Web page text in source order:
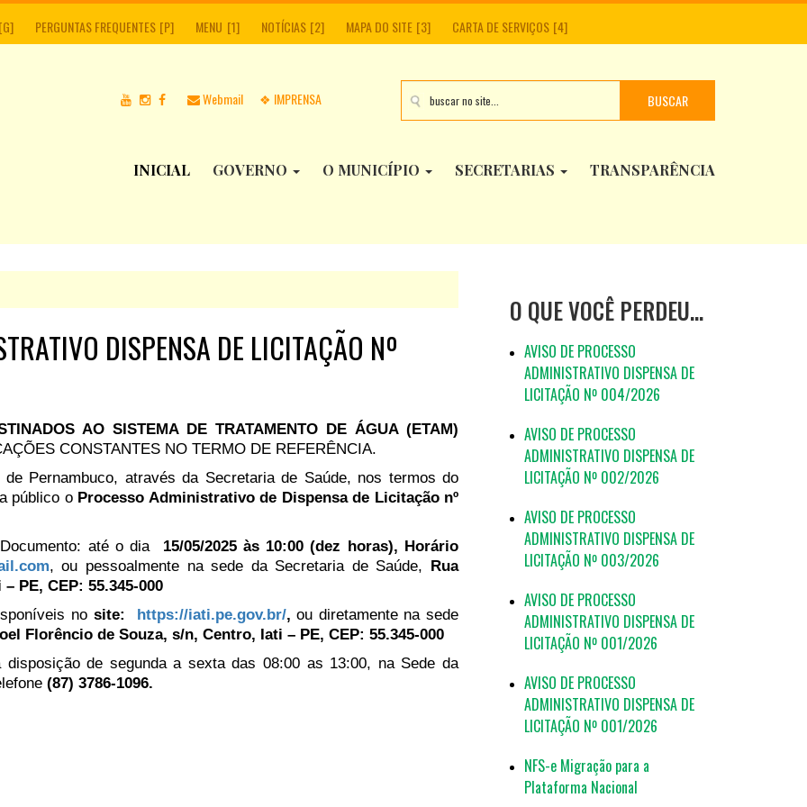
PERGUNTAS FREQUENTES MENU NOTÍCIAS MAPA DO SITE CARTA DE SERVIÇOS
Webmail ❖ IMPRENSA BUSCAR
INICIAL GOVERNO O MUNICÍPIO SECRETARIAS TRANSPARÊNCIA
DISPENSA DE LICITAÇÃO Nº
AO SISTEMA DE TRATAMENTO DE ÁGUA (ETAM)
CONSTANTES NO TERMO DE REFERÊNCIA.
Pernambuco, através da Secretaria de Saúde, nos termos do
público o Processo Administrativo de Dispensa de Licitação nº
até o dia 15/05/2025 às 10:00 (dez horas), Horário
, ou pessoalmente na sede da Secretaria de Saúde,
Rua
PE, CEP: 55.345-000
no site: https://iati.pe.gov.br/,ou diretamente na sede
Florêncio de Souza, s/n, Centro, Iati – PE, CEP: 55.345-000
de segunda a sexta das 08:00 as 13:00, na Sede da
(87) 3786-1096.
O QUE VOCÊ PERDEU…
AVISO DE PROCESSO
ADMINISTRATIVO DISPENSA DE
LICITAÇÃO Nº 004/2026
AVISO DE PROCESSO
ADMINISTRATIVO DISPENSA DE
LICITAÇÃO Nº 002/2026
AVISO DE PROCESSO
ADMINISTRATIVO DISPENSA DE
LICITAÇÃO Nº 003/2026
AVISO DE PROCESSO
ADMINISTRATIVO DISPENSA DE
LICITAÇÃO Nº 001/2026
AVISO DE PROCESSO
ADMINISTRATIVO DISPENSA DE
LICITAÇÃO Nº 001/2026
NFS-e Migração para a
Plataforma Nacional